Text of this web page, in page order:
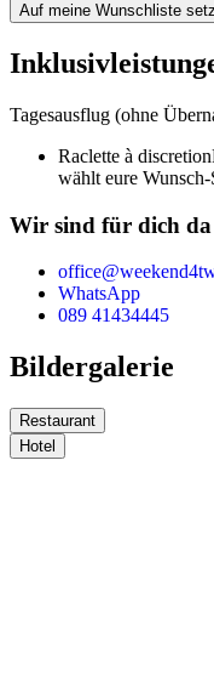
Auf meine Wunschliste
Tagesausflug (ohne
Raclette à discretion
wählt eure
Wir sind für dich da
WhatsApp
089 41434445
Bildergalerie
Restaurant
Hotel